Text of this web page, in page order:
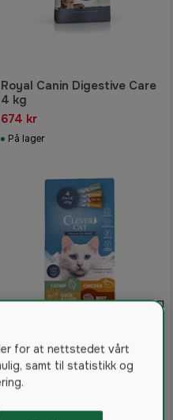
Royal Canin Digestive Care
4 kg
674 kr
På lager
Clever Cat Creamy Cat 4-
pack Mixed 4 Flavors
26 kr
På lager
for at nettstedet vårt
samt til statistikk og